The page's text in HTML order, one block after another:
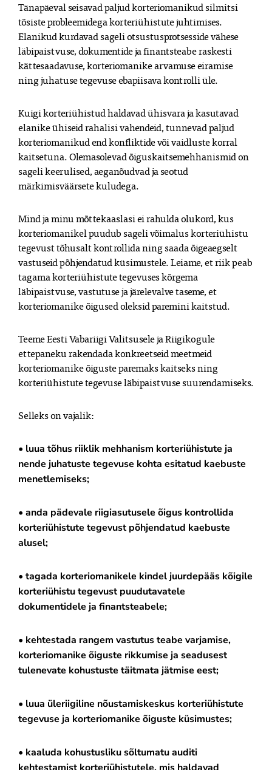
Tänapäeval seisavad paljud korteriomanikud silmitsi
tõsiste probleemidega korteriühistute juhtimises.
Elanikud kurdavad sageli otsustusprotsesside vähese
läbipaistvuse, dokumentide ja finantsteabe raskesti
kättesaadavuse, korteriomanike arvamuse eiramise
ning juhatuse tegevuse ebapiisava kontrolli üle.
Kuigi korteriühistud haldavad ühisvara ja kasutavad
elanike ühiseid rahalisi vahendeid, tunnevad paljud
korteriomanikud end konfliktide või vaidluste korral
kaitsetuna. Olemasolevad õiguskaitsemehhanismid on
sageli keerulised, aeganõudvad ja seotud
märkimisväärsete kuludega.
Mind ja minu mõttekaaslasi ei rahulda olukord, kus
korteriomanikel puudub sageli võimalus korteriühistu
tegevust tõhusalt kontrollida ning saada õigeaegselt
vastuseid põhjendatud küsimustele. Leiame, et riik peab
tagama korteriühistute tegevuses kõrgema
läbipaistvuse, vastutuse ja järelevalve taseme, et
korteriomanike õigused oleksid paremini kaitstud.
Teeme Eesti Vabariigi Valitsusele ja Riigikogule
ettepaneku rakendada konkreetseid meetmeid
korteriomanike õiguste paremaks kaitseks ning
korteriühistute tegevuse läbipaistvuse suurendamiseks.
Selleks on vajalik:
• luua tõhus riiklik mehhanism korteriühistute ja
nende juhatuste tegevuse kohta esitatud kaebuste
menetlemiseks;
• anda pädevale riigiasutusele õigus kontrollida
korteriühistute tegevust põhjendatud kaebuste
alusel;
• tagada korteriomanikele kindel juurdepääs kõigile
korteriühistu tegevust puudutavatele
dokumentidele ja finantsteabele;
• kehtestada rangem vastutus teabe varjamise,
korteriomanike õiguste rikkumise ja seadusest
tulenevate kohustuste täitmata jätmise eest;
• luua üleriigiline nõustamiskeskus korteriühistute
tegevuse ja korteriomanike õiguste küsimustes;
• kaaluda kohustusliku sõltumatu auditi